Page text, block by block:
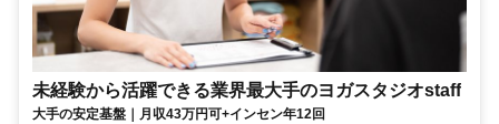
未経験から活躍できる業界最大手のヨガスタジオstaff
大手の安定基盤｜月収43万円可+インセン年12回